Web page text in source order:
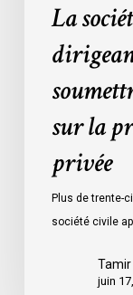
protection
privée
La
sur la
privée
Plus de trente-
société civile
Tamir
juin